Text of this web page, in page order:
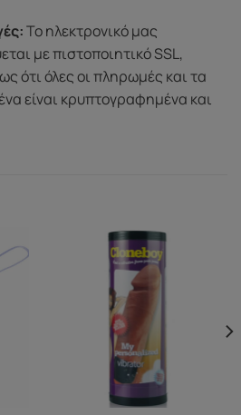
Το ηλεκτρονικό μας
με πιστοποιητικό SSL,
ότι όλες οι πληρωμές και τα
είναι κρυπτογραφημένα και